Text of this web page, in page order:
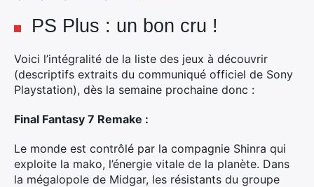
PS Plus : un bon cru !
Voici l’intégralité de la liste des jeux à découvrir
(descriptifs extraits du communiqué officiel de Sony
Playstation), dès la semaine prochaine donc :
Final Fantasy 7 Remake :
Le monde est contrôlé par la compagnie Shinra qui
exploite la mako, l’énergie vitale de la planète. Dans
la mégalopole de Midgar, les résistants du groupe